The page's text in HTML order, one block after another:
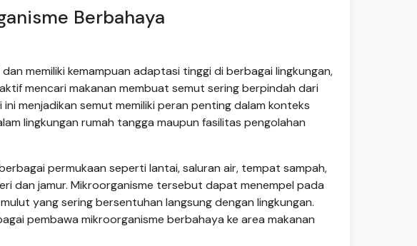
Berbahaya
memiliki kemampuan adaptasi tinggi di berbagai lingkungan,
mencari makanan membuat semut sering berpindah dari
menjadikan semut memiliki peran penting dalam konteks
lingkungan rumah tangga maupun fasilitas pengolahan
permukaan seperti lantai, saluran air, tempat sampah,
dan jamur. Mikroorganisme tersebut dapat menempel pada
yang sering bersentuhan langsung dengan lingkungan.
pembawa mikroorganisme berbahaya ke area makanan